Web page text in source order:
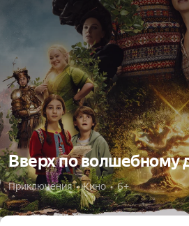
Вверх по волшебному
Приключения  •  Кино  •  6+